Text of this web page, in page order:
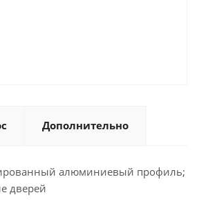
Дополнительно
алюминиевый профиль;
дверей